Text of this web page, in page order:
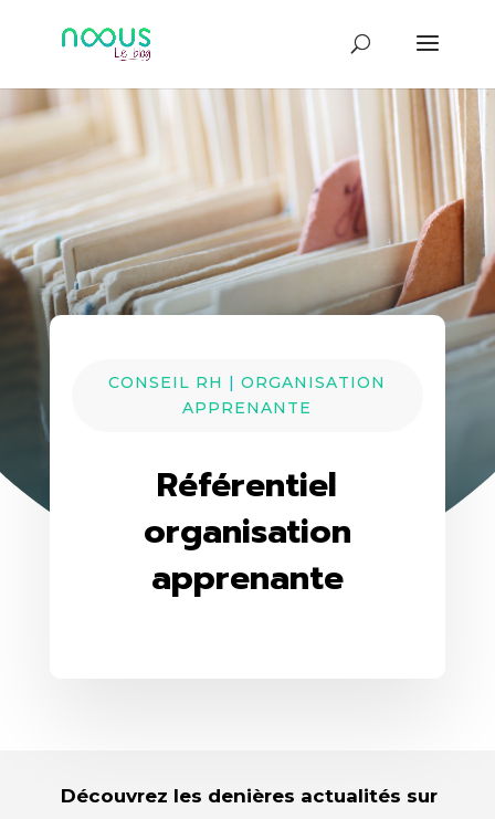
CONSEIL RH |ORGANISATION
APPRENANTE
Référentiel
organisation
apprenante
Découvrez les denières actualités sur